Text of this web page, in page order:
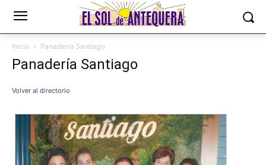
Inicio Panadería Santiago
Panadería Santiago
Volver al directorio